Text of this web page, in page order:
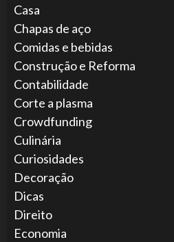
Casa
Chapas de aço
Comidas e bebidas
Construção e Reforma
Contabilidade
Corte a plasma
Crowdfunding
Culinária
Curiosidades
Decoração
Dicas
Direito
Economia